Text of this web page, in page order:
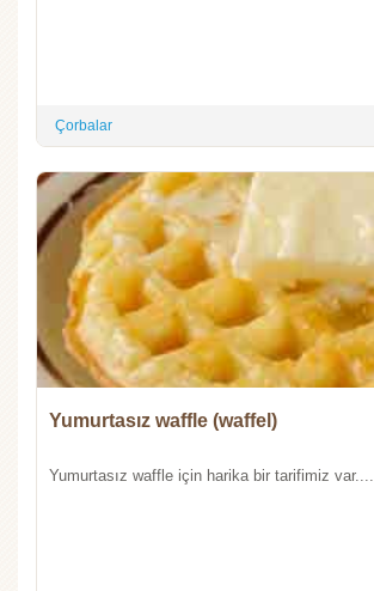
Çorbalar
Yumurtasız waffle (waffel)
Yumurtasız waffle için harika bir tarifimiz var....